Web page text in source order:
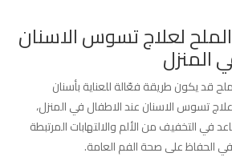
لعلاج تسوس الاسنان
المنزل
قد يكون طريقة فعّالة للعناية بأسنان
تسوس الاسنان عند الاطفال في المنزل،
في التخفيف من الألم والالتهابات المرتبطة
الحفاظ على صحة الفم العامة.